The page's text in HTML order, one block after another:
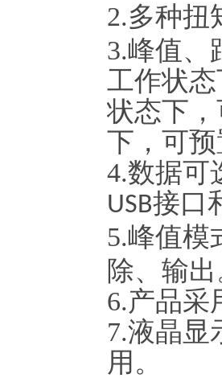
2.多种扭
3.峰值、
工作状
状态下
下，可
4.数据可
USB接口
5.峰值模
除、输
6.产品采
7.液晶显
用。